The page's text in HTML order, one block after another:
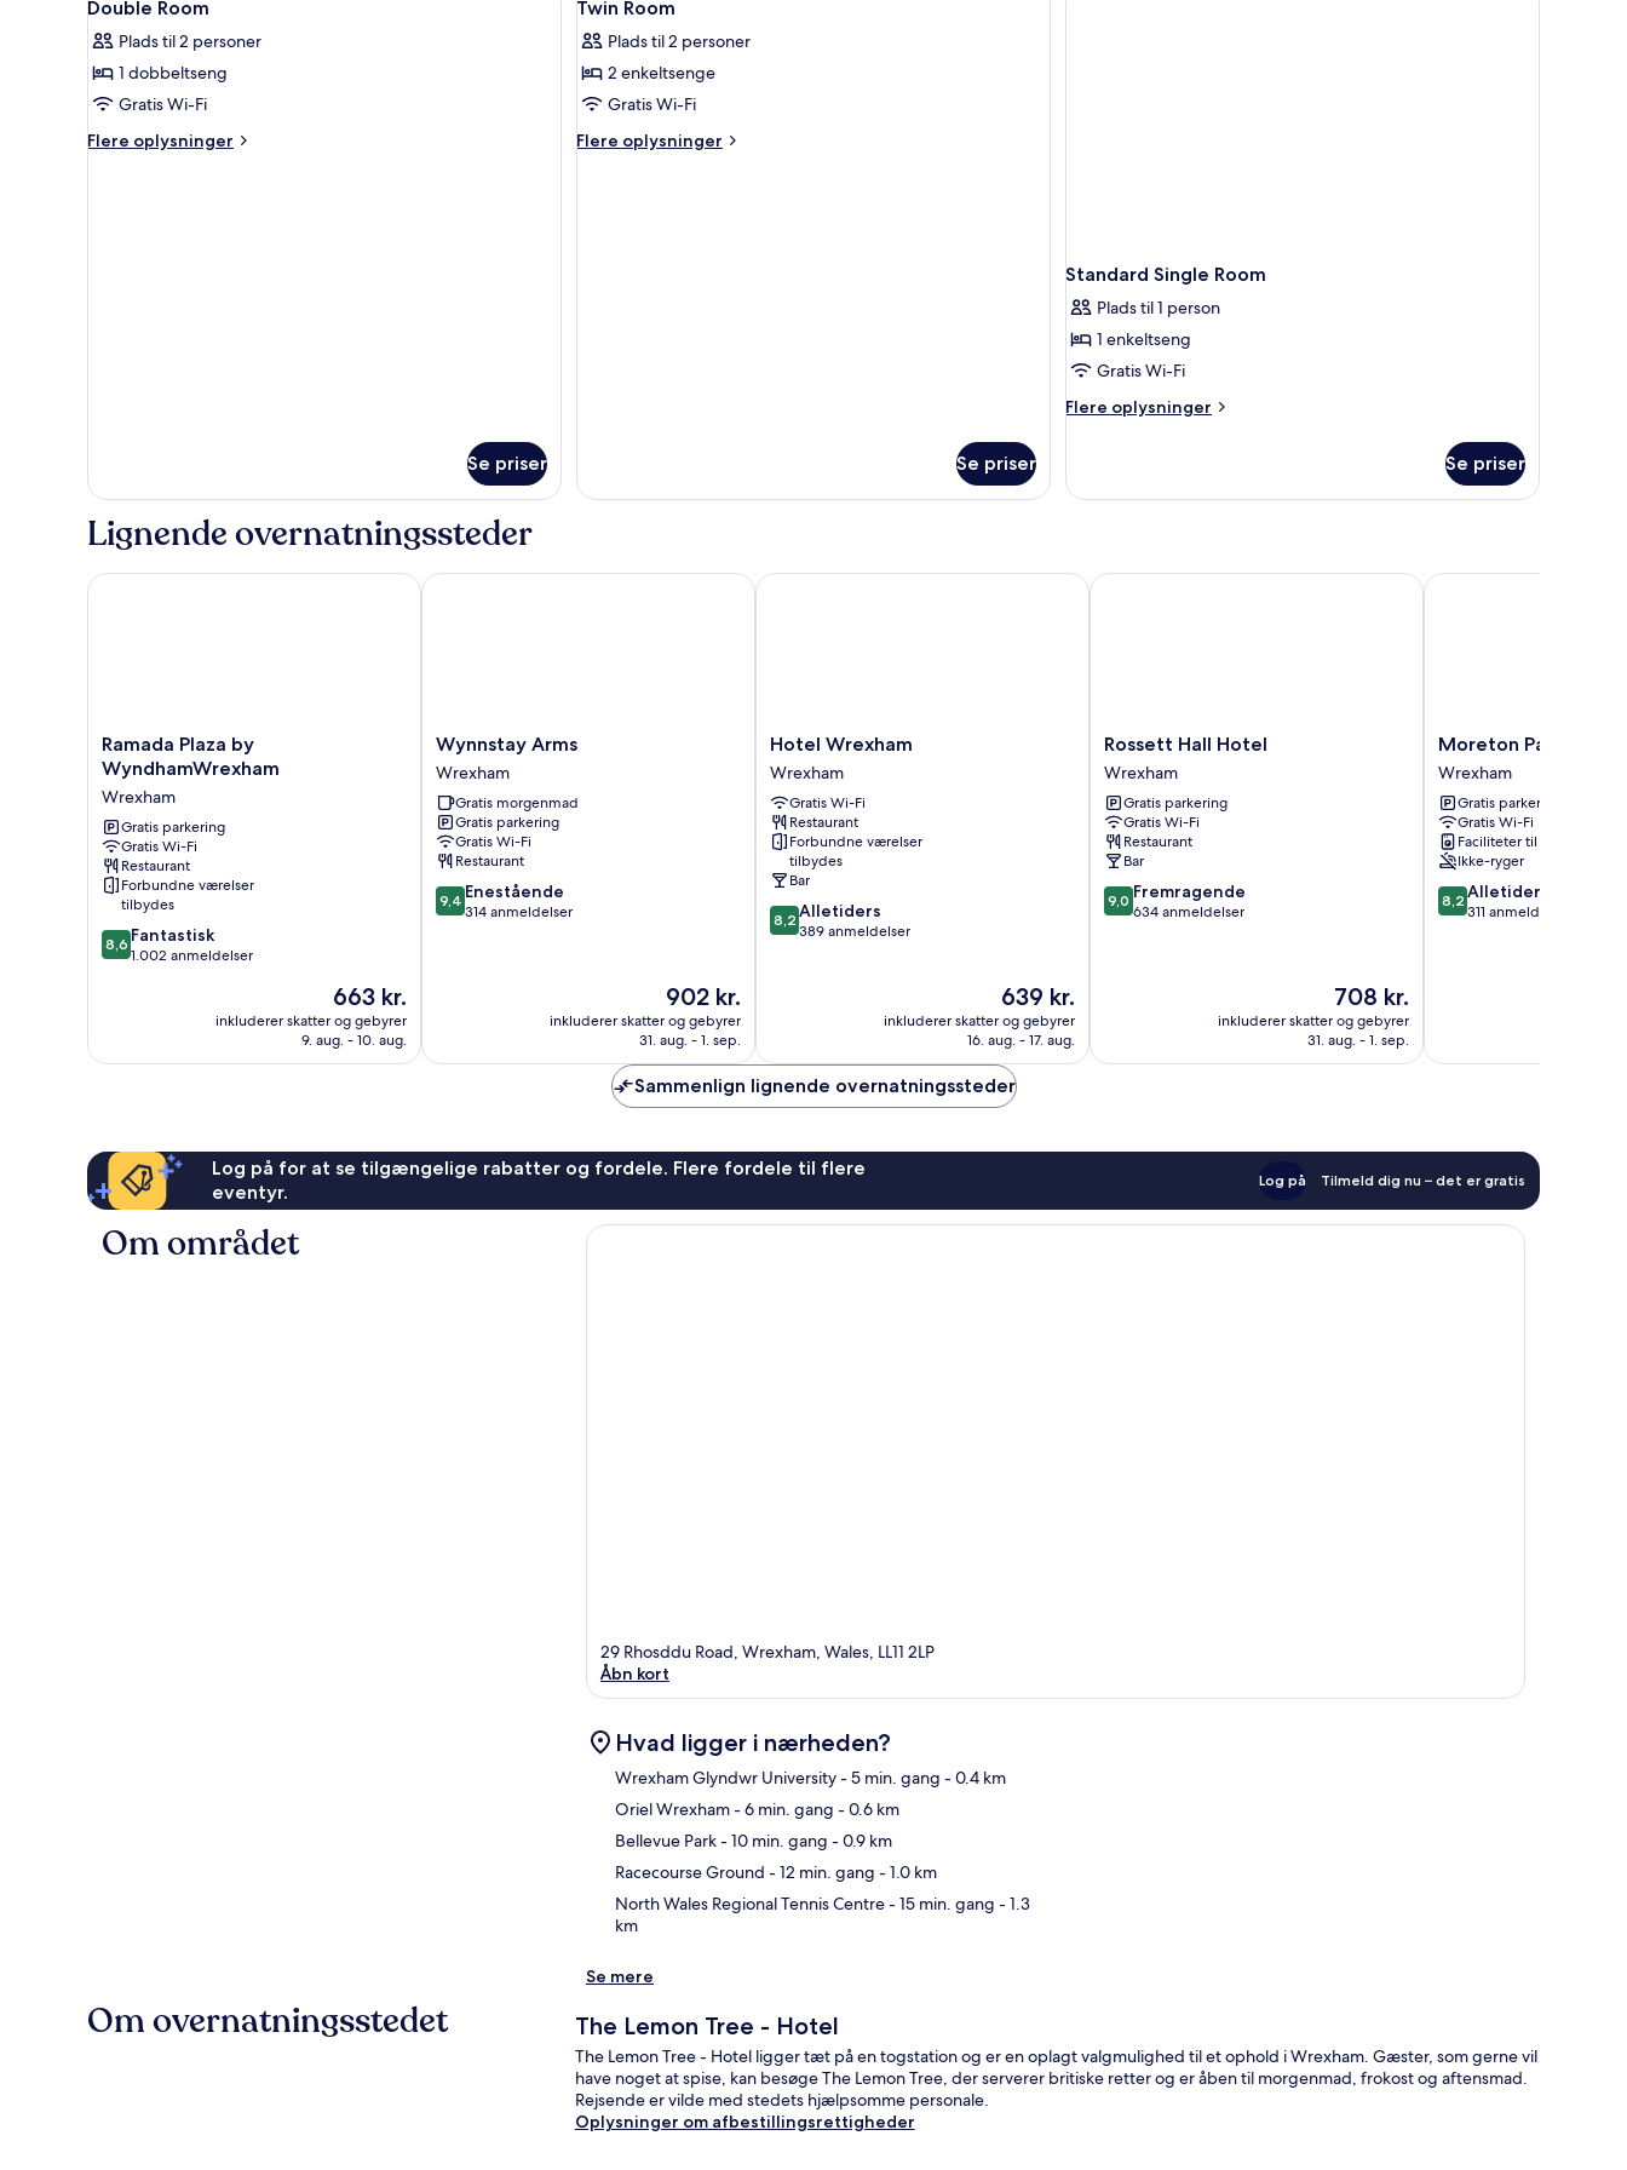
alle
billeder
af
Double
Room
Double Room
Plads til 2 personer
1 dobbeltseng
Gratis Wi-Fi
Flere oplysninger
Flere
Se priser
alle
billeder
af
Twin
Room
Twin Room
Plads til 2 personer
2 enkeltsenge
Gratis Wi-Fi
Flere oplysninger
Flere
Se priser
Standard Single Room
Plads til 1 person
1 enkeltseng
Gratis Wi-Fi
Flere oplysninger
Flere
Single
Se priser
Lignende overnatningssteder
Ramada
Plaza
WyndhamWrexham
Wrexham
Ramada Plaza by
WyndhamWrexham
Wrexham
Gratis parkering
Gratis Wi-Fi
Restaurant
Forbundne værelser
tilbydes
8.6
ud
anmeldelser
8,6 Fantastisk
1.002 anmeldelser
Prisen
663 kr.
663 kr.
inkluderer skatter og gebyrer
9. aug. - 10. aug.
Ramada Plaza by WyndhamWrexham
Wynnstay
Arms
Wrexham
Wynnstay Arms
Wrexham
Gratis morgenmad
Gratis parkering
Gratis Wi-Fi
Restaurant
9.4
ud
9,4 Enestående
314 anmeldelser
Prisen
902 kr.
902 kr.
inkluderer skatter og gebyrer
31. aug. - 1. sep.
Wynnstay Arms
Hotel
Wrexham
Wrexham
Hotel Wrexham
Wrexham
Gratis Wi-Fi
Restaurant
Forbundne værelser
tilbydes
Bar
8.2
ud
8,2 Alletiders
389 anmeldelser
Prisen
639 kr.
639 kr.
inkluderer skatter og gebyrer
16. aug. - 17. aug.
Hotel Wrexham
Rossett
Hall
Hotel
Wrexham
Rossett Hall Hotel
Wrexham
Gratis parkering
Gratis Wi-Fi
Restaurant
Bar
9.0
ud
9,0 Fremragende
634 anmeldelser
Prisen
708 kr.
708 kr.
inkluderer skatter og gebyrer
31. aug. - 1. sep.
Rossett Hall Hotel
Moreton
Park
Lodge
Wrexham
Moreton Park Lodge
Wrexham
Gratis parkering
Gratis Wi-Fi
Faciliteter til tøjvask
Ikke-ryger
8.2
ud
8,2 Alletiders
311 anmeldelser
Moreton Park Lodge
Sammenlign lignende overnatningssteder
Log på for at se tilgængelige rabatter og fordele. Flere fordele til flere
eventyr.
Log på Tilmeld dig nu – det er gratis
Om området
29 Rhosddu Road, Wrexham, Wales, LL11 2LP
Åbn kort
Hvad ligger i nærheden?
Wrexham Glyndwr University- 5 min. gang - 0.4 km
Oriel Wrexham- 6 min. gang - 0.6 km
Bellevue Park- 10 min. gang - 0.9 km
Racecourse Ground - 12 min. gang - 1.0 km
North Wales Regional Tennis Centre- 15 min. gang - 1.3
km
Se mere
Om overnatningsstedet The Lemon Tree - Hotel
The Lemon Tree - Hotel ligger tæt på en togstation og er en oplagt valgmulighed til et ophold i Wrexham. Gæster, som gerne vil
have noget at spise, kan besøge The Lemon Tree, der serverer britiske retter og er åben til morgenmad, frokost og aftensmad.
Rejsende er vilde med stedets hjælpsomme personale.
Oplysninger om afbestillingsrettigheder